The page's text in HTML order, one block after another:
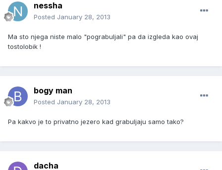
nessha
Posted January 28, 2013
Ma sto njega niste malo "pograbuljali" pa da izgleda kao ovaj
tostolobik !
bogy man
Posted January 28, 2013
Pa kakvo je to privatno jezero kad grabuljaju samo tako?
dacha